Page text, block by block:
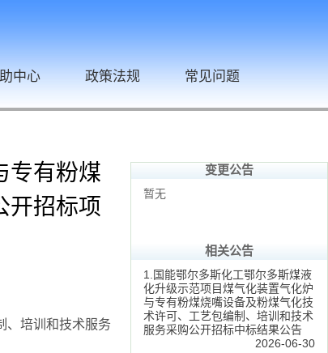
中心 政策法规 常见问题
变更公告
暂无
相关公告
1.国能鄂尔多斯化工鄂尔多斯煤液
化升级示范项目煤气化装置气化炉
与专有粉煤烧嘴设备及粉煤气化技
术许可、工艺包编制、培训和技术
服务采购公开招标中标结果公告
2026-06-30
专有粉煤
开招标项
、培训和技术服务